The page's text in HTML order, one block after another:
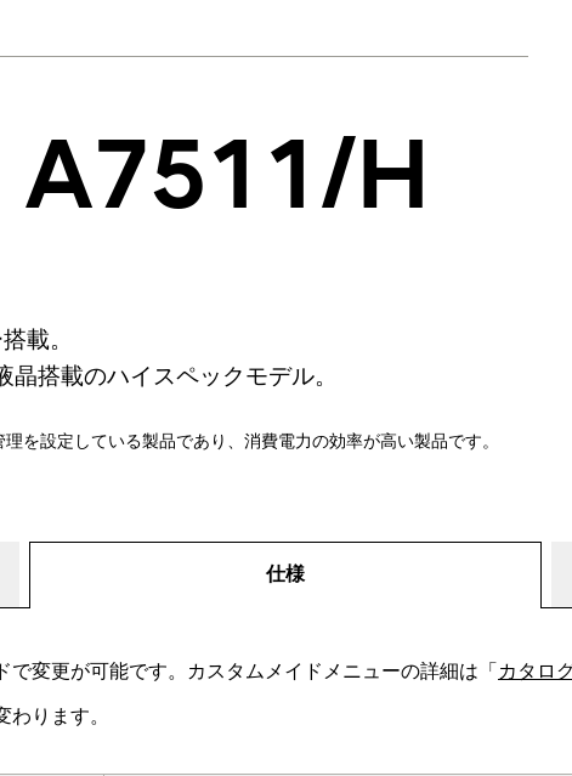
A7511/H
載。
搭載のハイスペックモデル。
を設定している製品であり、消費電力の効率が高い製品です。
仕様
で変更が可能です。カスタムメイドメニューの詳細は「 カタロ
ります。